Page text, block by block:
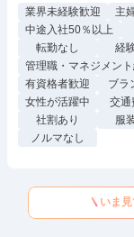
業界未経験歓迎 主
中途入社50％以上
転勤なし
経
管理職・マネジメン
有資格者歓迎
ブラ
女性が活躍中
交通
社割あり
服
ノルマなし
いま